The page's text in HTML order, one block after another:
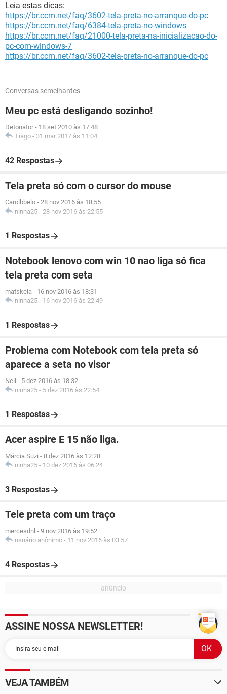
Leia estas dicas:
https://br.ccm.net/faq/3602-tela-preta-no-arranque-do-pc
https://br.ccm.net/faq/6384-tela-preta-no-windows
https://br.ccm.net/faq/21000-tela-preta-na-inicializacao-do-
pc-com-windows-7
https://br.ccm.net/faq/3602-tela-preta-no-arranque-do-pc
Conversas semelhantes
Meu pc está desligando sozinho!
Detonator - 18 set 2010 às 17:48
Tiago - 31 mar 2017 às 11:04
42 Respostas
Tela preta só com o cursor do mouse
Carolbbelo - 28 nov 2016 às 18:55
ninha25 - 28 nov 2016 às 22:55
1 Respostas
Notebook lenovo com win 10 nao liga só fica
tela preta com seta
matskela - 16 nov 2016 às 18:31
ninha25 - 16 nov 2016 às 22:49
1 Respostas
Problema com Notebook com tela preta só
aparece a seta no visor
Nell - 5 dez 2016 às 18:32
ninha25 - 5 dez 2016 às 22:54
1 Respostas
Acer aspire E 15 não liga.
Márcia Suzi - 8 dez 2016 às 12:28
ninha25 - 10 dez 2016 às 06:24
3 Respostas
Tele preta com um traço
mercesdnl - 9 nov 2016 às 19:52
usuário anônimo - 11 nov 2016 às 03:57
4 Respostas
ASSINE NOSSA NEWSLETTER!
VEJA TAMBÉM